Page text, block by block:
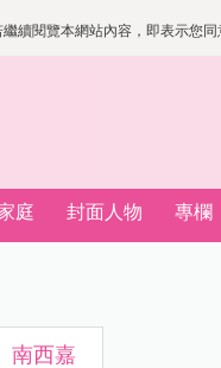
續閱覽本網站內容，即表示您
庭 封面人物 專欄
南西嘉